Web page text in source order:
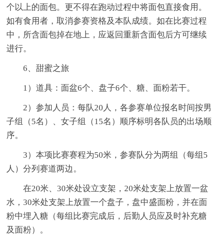
个以上的面包。更不得在跑动过程中将面包直接食用。
如有食用者，取消参赛资格及本队成绩。如在比赛过程
中，所含面包掉在地上，应返回重新含面包后方可继续
进行。
6、甜蜜之旅
1）道具：面盆6个、盘子6个、糖、面粉若干。
2）参加人员：每队20人，各参赛单位报名时间按男
子组（5名）、女子组（15名）顺序标明各队员的出场顺
序。
3）本项比赛赛程为50米，参赛队分为两组（每组5
人）分列赛道两边。
在20米、30米处设立支架，20米处支架上放置一盆
水，30米处支架上放置一个盘子，盘中盛面粉，并在面
粉中埋入糖（每组比赛完成后，后勤人员应及时补充糖
及面粉）。